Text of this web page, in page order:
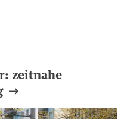
zeitnahe